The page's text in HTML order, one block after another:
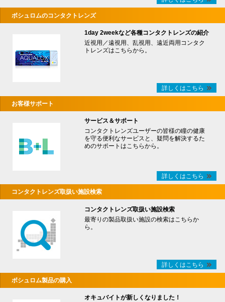
ボシュロムのコンタクトレンズ
1day 2weekなど各種コンタクトレンズの紹介
近視用／遠視用、乱視用、遠近両用コンタク
トレンズはこちらから。
詳しくはこちら
お客様サポート
サービス＆サポート
コンタクトレンズユーザーの皆様の瞳の健康
を守る便利なサービスと、疑問を解決するた
めのサポートはこちらから。
詳しくはこちら
コンタクトレンズ取扱い施設検索
コンタクトレンズ取扱い施設検索
最寄りの製品取扱い施設の検索はこちらか
ら。
詳しくはこちら
ボシュロム製品の購入
オキュバイトが新しくなりました！